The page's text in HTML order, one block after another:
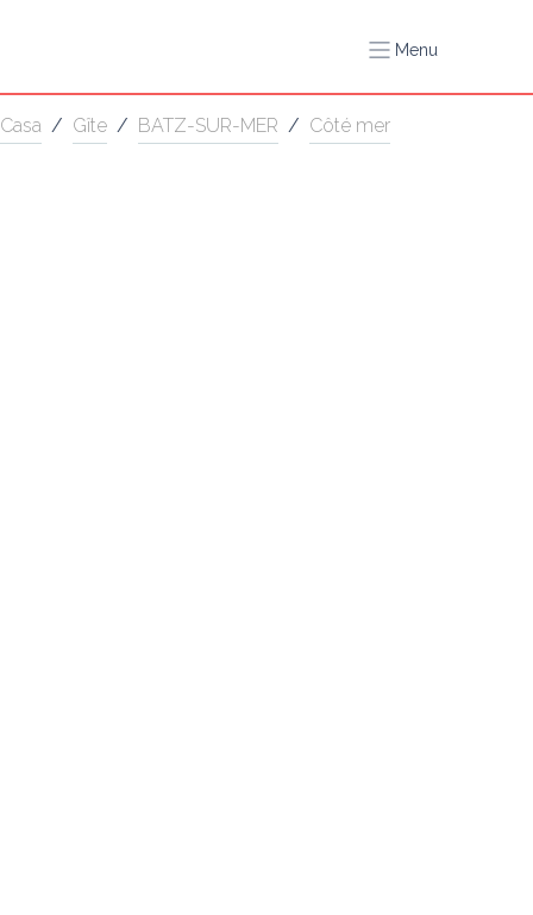
Menu
Casa / Gîte / BATZ-SUR-MER / Côté mer